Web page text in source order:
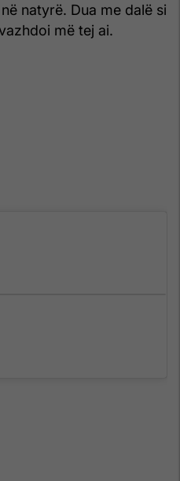
natyrë. Dua me dalë si
më tej ai.